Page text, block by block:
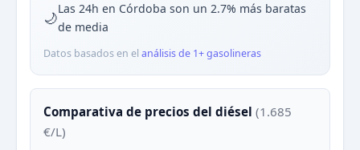
🌙Las 24h en Córdoba son un 2.7% más baratas
de media
Datos basados en el análisis de 1+ gasolineras
Comparativa de precios del diésel (1.685
€/L)